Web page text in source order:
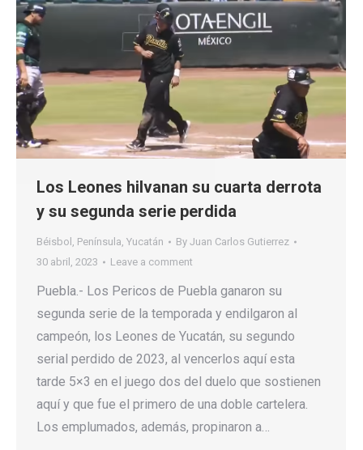
Los Leones hilvanan su cuarta derrota
y su segunda serie perdida
Béisbol , Península, Yucatán By Juan Carlos Gutierrez
30 abril, 2023
Leave a comment
Puebla.- Los Pericos de Puebla ganaron su
segunda serie de la temporada y endilgaron al
campeón, los Leones de Yucatán, su segundo
serial perdido de 2023, al vencerlos aquí esta
tarde 5×3 en el juego dos del duelo que sostienen
aquí y que fue el primero de una doble cartelera.
Los emplumados, además, propinaron a…